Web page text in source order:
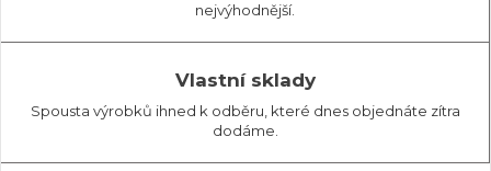
nejvýhodnější.
Vlastní sklady
Spousta výrobků ihned k odběru, které dnes objednáte zítra
dodáme.